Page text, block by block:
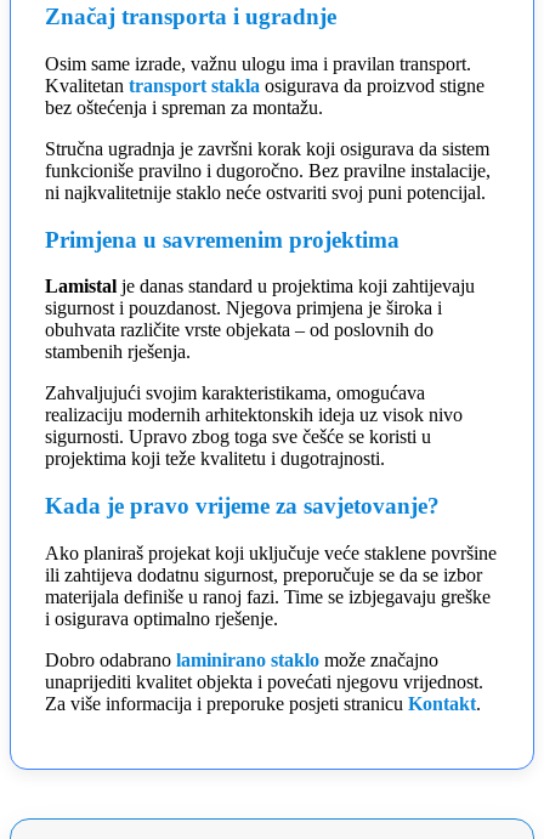
Značaj transporta i ugradnje
Osim same izrade, važnu ulogu ima i pravilan transport.
Kvalitetan transport stakla osigurava da proizvod stigne
bez oštećenja i spreman za montažu.
Stručna ugradnja je završni korak koji osigurava da sistem
funkcioniše pravilno i dugoročno. Bez pravilne instalacije,
ni najkvalitetnije staklo neće ostvariti svoj puni potencijal.
Primjena u savremenim projektima
Lamistal je danas standard u projektima koji zahtijevaju
sigurnost i pouzdanost. Njegova primjena je široka i
obuhvata različite vrste objekata – od poslovnih do
stambenih rješenja.
Zahvaljujući svojim karakteristikama, omogućava
realizaciju modernih arhitektonskih ideja uz visok nivo
sigurnosti. Upravo zbog toga sve češće se koristi u
projektima koji teže kvalitetu i dugotrajnosti.
Kada je pravo vrijeme za savjetovanje?
Ako planiraš projekat koji uključuje veće staklene površine
ili zahtijeva dodatnu sigurnost, preporučuje se da se izbor
materijala definiše u ranoj fazi. Time se izbjegavaju greške
i osigurava optimalno rješenje.
Dobro odabrano laminirano staklo može značajno
unaprijediti kvalitet objekta i povećati njegovu vrijednost.
Za više informacija i preporuke posjeti stranicu Kontakt.